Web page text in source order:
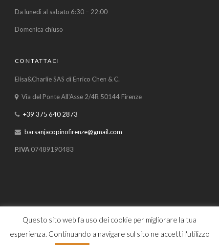
Da lunedì al sabato 6:30 – 22:00
Domenica chiuso
CONTATTACI
Elisa&Charlie SAS di Enrico Chen & C.
Via del Ponte All'Asse 2/4R 50144 Firenze
+39 375 640 2873
barsanjacopinofirenze@gmail.com
P.IVA 07489190483
Bar San Iacopino di Pugliese Rossana e Selishta Eraldi s.n.c. ©
Questo sito web fa uso dei cookie per migliorare la tua
esperienza. Continuando a navigare sul sito ne accetti l'utilizzo